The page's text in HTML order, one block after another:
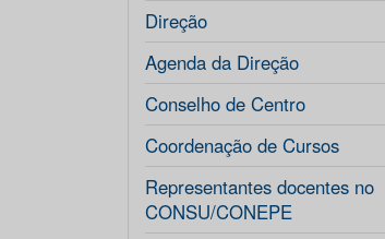
Direção
Agenda da Direção
Conselho de Centro
Coordenação de Cursos
Representantes docentes no
CONSU/CONEPE